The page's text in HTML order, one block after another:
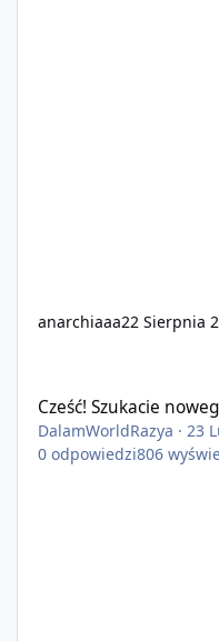
anarchiaaa22 Sierpnia
Cześć! Szukacie
DalamWorldRazya ·23
0 odpowiedzi806